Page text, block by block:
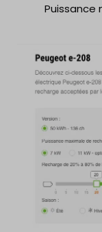
Puissance